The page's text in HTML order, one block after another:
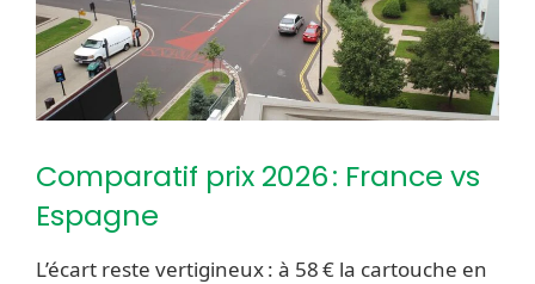
Comparatif prix 2026 : France vs
Espagne
L’écart reste vertigineux : à 58 € la cartouche en